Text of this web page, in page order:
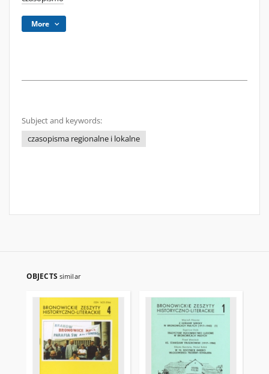
More
Subject and keywords:
czasopisma regionalne i lokalne
OBJECTS similar